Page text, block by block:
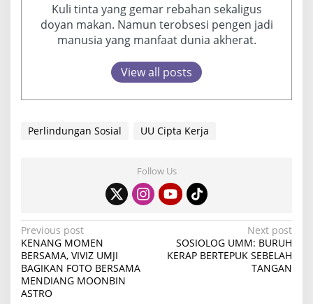
Kuli tinta yang gemar rebahan sekaligus
doyan makan. Namun terobsesi pengen jadi
manusia yang manfaat dunia akherat.
View all posts
Perlindungan Sosial UU Cipta Kerja
Follow Us
P
o
s
t
Previous post
KENANG MOMEN
BERSAMA, VIVIZ UMJI
BAGIKAN FOTO BERSAMA
MENDIANG MOONBIN
ASTRO
Next post
SOSIOLOG UMM: BURUH
KERAP BERTEPUK SEBELAH
TANGAN